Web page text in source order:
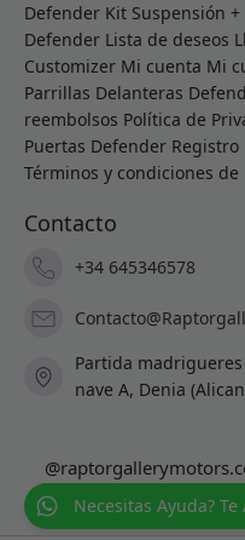
Necesitas Ayuda?
Defender Kit Suspensión
Defender Lista de deseos
Customizer Mi cuenta Mi
Parrillas Delanteras
reembolsos Política de
Puertas Defender Registro
Términos y condiciones de
Contacto
+34 645346578
Partida
nave A, Denia
Prosale